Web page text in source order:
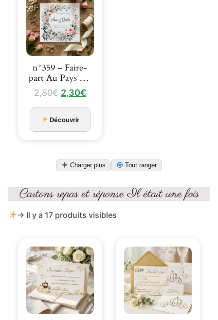
n°359 – Faire-
part Au Pays des
Merveilles Alice
…
2,80€ Le
prix
initial
était :
2,30€Le
prix
est :
Découvrir
Charger plus Tout ranger
Cartons repas et réponse Il était une fois
→ Il y a 17 produits visibles